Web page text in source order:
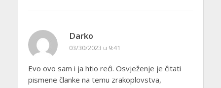
Darko
03/30/2023 u 9:41
Evo ovo sam i ja htio reći. Osvježenje je čitati
pismene članke na temu zrakoplovstva,